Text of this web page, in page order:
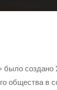
создано
общества в